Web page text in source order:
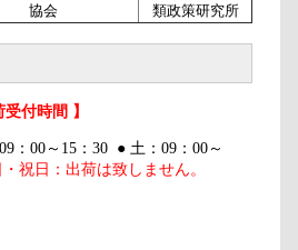
協会
類政策研究所
受付時間 】
：00～15：30 ● 土：09：00～
・祝日：出荷は致しません。